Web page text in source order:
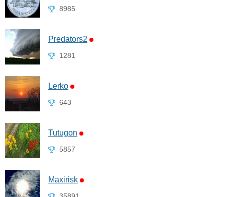
8985
Predators2
1281
Lerko
643
Tutugon
5857
Maxirisk